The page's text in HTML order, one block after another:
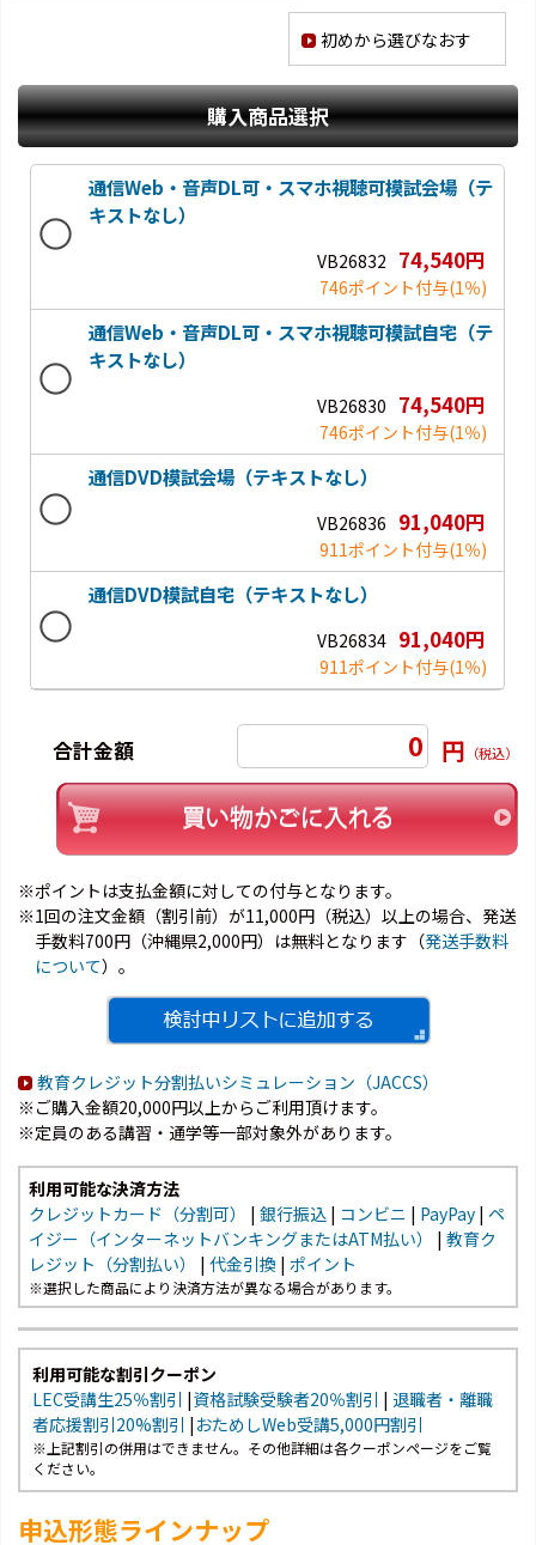
初めから選びなおす
購入商品選択
通信Web・音声DL可・スマホ視聴可模試会場（テ
キストなし）
VB26832 74,540円
746ポイント付与(1％)
通信Web・音声DL可・スマホ視聴可模試自宅（テ
キストなし）
VB26830 74,540円
746ポイント付与(1％)
通信DVD模試会場（テキストなし）
VB26836 91,040円
911ポイント付与(1％)
通信DVD模試自宅（テキストなし）
VB26834 91,040円
911ポイント付与(1％)
合計金額 0 円 （税込）
※ポイントは支払金額に対しての付与となります。
※1回の注文金額（割引前）が11,000円（税込）以上の場合、発送
手数料700円（沖縄県2,000円）は無料となります（発送手数料
について）。
教育クレジット分割払いシミュレーション（JACCS）
※ご購入金額20,000円以上からご利用頂けます。
※定員のある講習・通学等一部対象外があります。
利用可能な決済方法
クレジットカード（分割可）
| 銀行振込 | コンビニ | PayPay | ペ
イジー（インターネットバンキングまたはATM払い）
| 教育ク
レジット（分割払い）
| 代金引換 | ポイント
※選択した商品により決済方法が異なる場合があります。
利用可能な割引クーポン
LEC受講生25％割引 |資格試験受験者20％割引 | 退職者・離職
者応援割引20%割引 | おためしWeb受講5,000円割引
※上記割引の併用はできません。その他詳細は各クーポンページをご覧
ください。
申込形態ラインナップ